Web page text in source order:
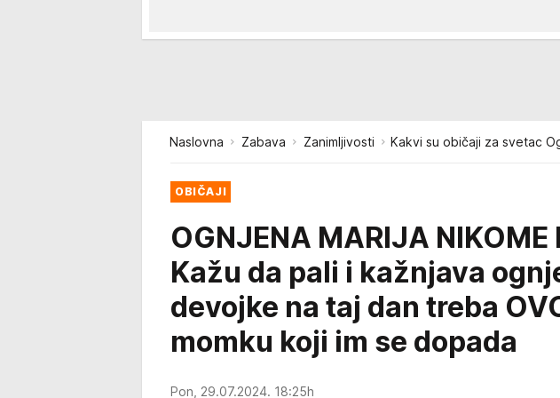
Naslovna Zabava Zanimljivosti Kakvi su običaji za svetac
OBIČAJI
OGNJENA MARIJA NIKOME
Kažu da pali i kažnjava
devojke na taj dan treba
momku koji im se dopada
Pon, 29.07.2024. 18:25h